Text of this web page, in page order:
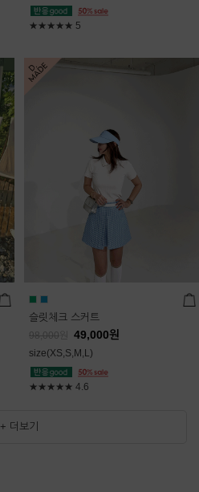
★★★★★ 5
슬릿체크 스커트
98,000 49,000원
size(XS,S,M,L)
★★★★★ 4.6
+ 더보기